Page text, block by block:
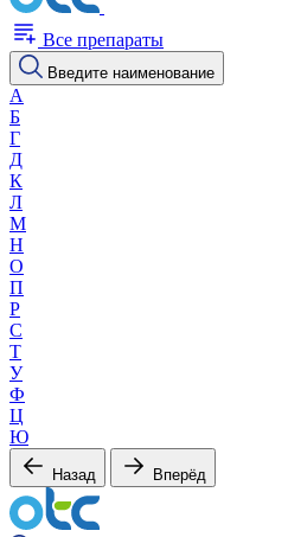
Все препараты
Введите наименование
А
Б
Г
Д
К
Л
М
Н
О
П
Р
С
Т
У
Ф
Ц
Ю
Назад Вперёд